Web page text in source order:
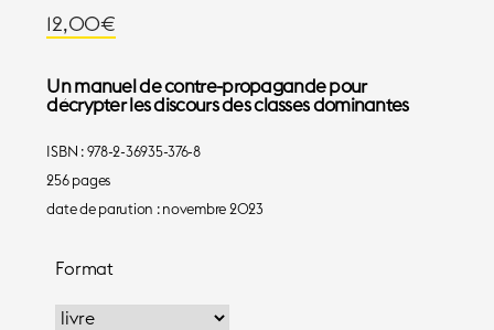
12,00€
Un manuel de contre-propagande pour
décrypter les discours des classes dominantes
ISBN : 978-2-36935-376-8
256 pages
date de parution : novembre 2023
Format